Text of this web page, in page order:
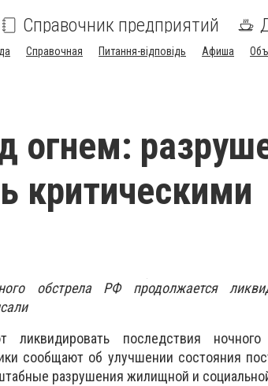
Справочник предприятий
Справочная Питання-відповідь Афиша
огнем:
критическими
обстрела РФ продолжается
последствия ночного
сообщают об улучшении состояния
разрушения жилищной и